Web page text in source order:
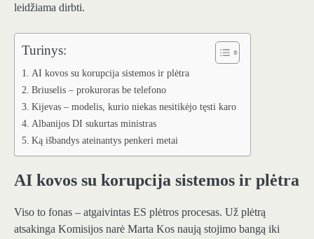
leidžiama dirbti.
Turinys:
AI kovos su korupcija sistemos ir plėtra
Briuselis – prokuroras be telefono
Kijevas – modelis, kurio niekas nesitikėjo tęsti karo
Albanijos DI sukurtas ministras
Ką išbandys ateinantys penkeri metai
AI kovos su korupcija sistemos ir plėtra
Viso to fonas – atgaivintas ES plėtros procesas. Už plėtrą
atsakinga Komisijos narė Marta Kos naują stojimo bangą iki